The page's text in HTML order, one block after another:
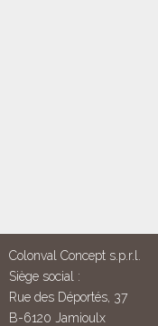
Colonval Concept s.p.r.l.
Siège social :
Rue des Déportés, 37
B-6120 Jamioulx